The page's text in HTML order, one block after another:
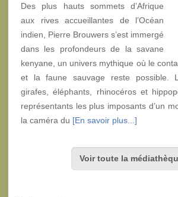
Des plus hauts sommets d’Afrique
aux rives accueillantes de l’Océan
indien, Pierre Brouwers s’est immergé
dans les profondeurs de la savane
kenyane, un univers mythique où le
et la faune sauvage reste possible.
girafes, éléphants, rhinocéros et
représentants les plus imposants d’un
la caméra du [En savoir plus...]
Voir toute la